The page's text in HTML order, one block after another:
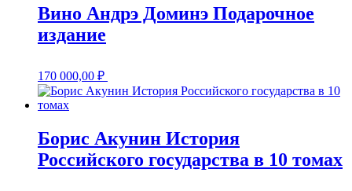
Вино Андрэ Доминэ Подарочное
издание
170 000,00 ₽
Борис Акунин История
Российского государства в 10 томах